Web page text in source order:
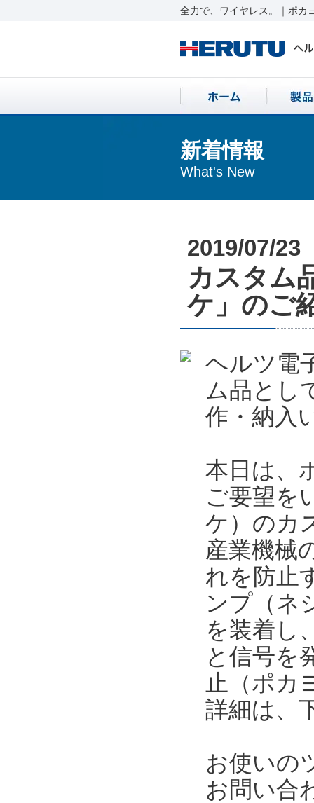
全力で、ワイヤレス。｜ポカ
新着情報
What's New
2019/07/23
カスタム
ケ」のご
ヘルツ電
ム品とし
作・納入
本日は、
ご要望を
ケ）のカ
産業機械
れを防止
ンプ（ネ
を装着し
と信号を
止（ポカ
詳細は、
お使いの
お問い合